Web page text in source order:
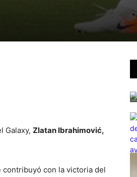
Galaxy, Zlatan Ibrahimović,
contribuyó con la victoria del